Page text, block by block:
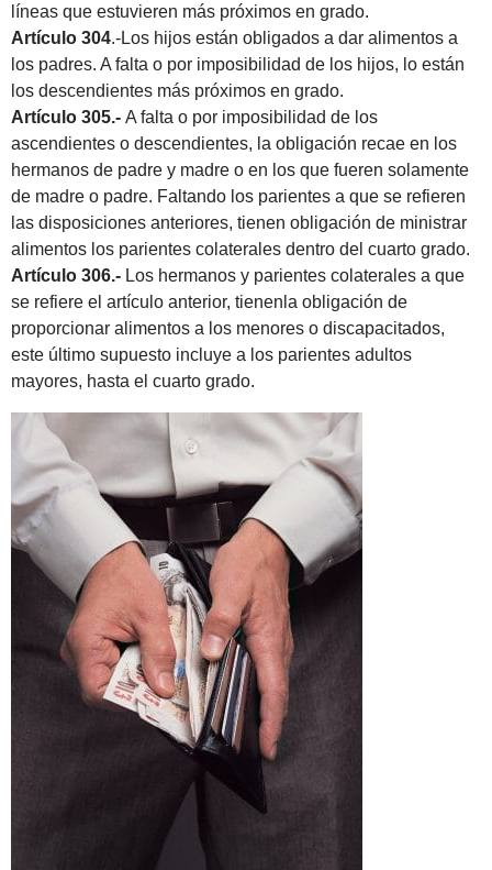
líneas que estuvieren más próximos en grado.
Artículo 304.-Los hijos están obligados a dar alimentos a
los padres. A falta o por imposibilidad de los hijos, lo están
los descendientes más próximos en grado.
Artículo 305.- A falta o por imposibilidad de los
ascendientes o descendientes, la obligación recae en los
hermanos de padre y madre o en los que fueren solamente
de madre o padre. Faltando los parientes a que se refieren
las disposiciones anteriores, tienen obligación de ministrar
alimentos los parientes colaterales dentro del cuarto grado.
Artículo 306.- Los hermanos y parientes colaterales a que
se refiere el artículo anterior, tienenla obligación de
proporcionar alimentos a los menores o discapacitados,
este último supuesto incluye a los parientes adultos
mayores, hasta el cuarto grado.